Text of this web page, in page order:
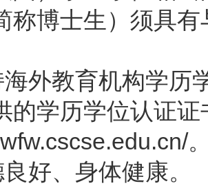
称博士生）须具
外教育机构学历
的学历学位认证
好、身体健康。